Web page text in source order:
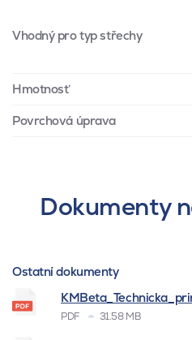
Vhodný pro typ střechy
Hmotnosť
Povrchová úprava
Dokumenty
Ostatní dokumenty
PDF 31.58 MB